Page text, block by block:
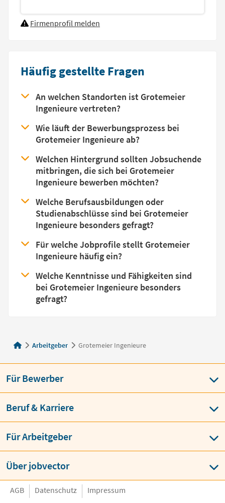
Firmenprofil melden
Häufig gestellte Fragen
An welchen Standorten ist Grotemeier
Ingenieure vertreten?
Wie läuft der Bewerbungsprozess bei
Grotemeier Ingenieure ab?
Welchen Hintergrund sollten Jobsuchende
mitbringen, die sich bei Grotemeier
Ingenieure bewerben möchten?
Welche Berufsausbildungen oder
Studienabschlüsse sind bei Grotemeier
Ingenieure besonders gefragt?
Für welche Jobprofile stellt Grotemeier
Ingenieure häufig ein?
Welche Kenntnisse und Fähigkeiten sind
bei Grotemeier Ingenieure besonders
gefragt?
Arbeitgeber Grotemeier Ingenieure
Für Bewerber
Beruf & Karriere
Für Arbeitgeber
Über jobvector
AGB Datenschutz Impressum